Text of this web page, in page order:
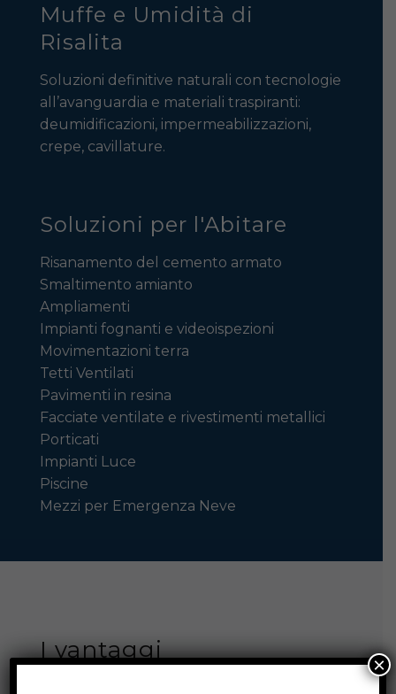
Muffe e Umidità di
Risalita
Soluzioni definitive naturali con tecnologie
all’avanguardia e materiali traspiranti:
deumidificazioni, impermeabilizzazioni,
crepe, cavillature.
Soluzioni per l'Abitare
Risanamento del cemento armato
Smaltimento amianto
Ampliamenti
Impianti fognanti e videoispezioni
Movimentazioni terra
Tetti Ventilati
Pavimenti in resina
Facciate ventilate e rivestimenti metallici
Porticati
Impianti Luce
Piscine
Mezzi per Emergenza Neve
I vantaggi
×